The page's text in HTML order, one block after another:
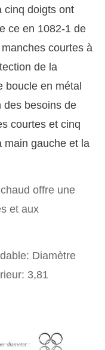
cinq doigts ont
ce en 1082-1 de
courtes à
de la
boucle en métal
des besoins de
courtes et cinq
main gauche et la
offre une
et aux
Diamètre
3,81